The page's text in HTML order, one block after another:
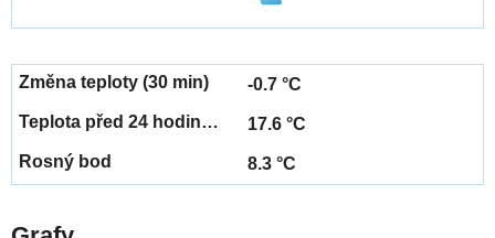
-0.7 °C
17.6 °C
8.3 °C